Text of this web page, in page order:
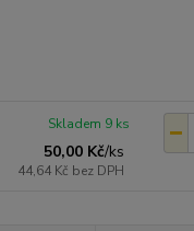
50,00 Kč/ks
44,64 Kč bez DPH
Skladem 9 ks